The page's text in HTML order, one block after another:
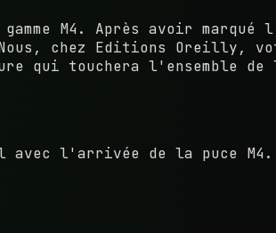
M4. Après avoir marqué
chez Editions Oreilly,
qui touchera l'ensemble de
avec l'arrivée de la puce